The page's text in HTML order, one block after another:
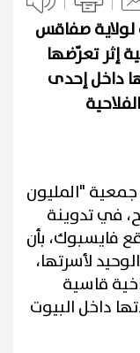
لولاية صفاقس
إثر تعرّضها
داخل إحدى
"المليون
في تدوينة
فايسبوك، بأن
لأسرتها،
قاسية
داخل البيوت